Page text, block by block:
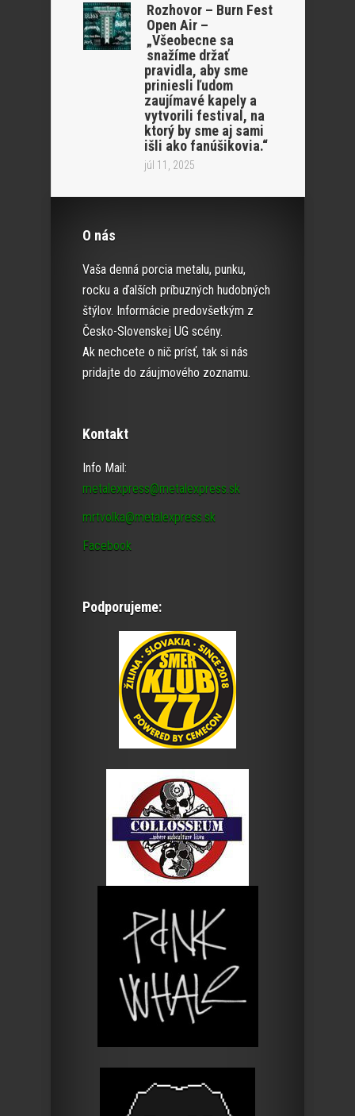
Rozhovor – Burn Fest
Open Air –
„Všeobecne sa
snažíme držať
pravidla, aby sme
priniesli ľudom
zaujímavé kapely a
vytvorili festival, na
ktorý by sme aj sami
išli ako fanúšikovia.“
júl 11, 2025
O nás
Vaša denná porcia metalu, punku,
rocku a ďalších príbuzných hudobných
štýlov. Informácie predovšetkým z
Česko-Slovenskej UG scény.
Ak nechcete o nič prísť, tak si nás
pridajte do záujmového zoznamu.
Kontakt
Info Mail:
metalexpress@metalexpress.sk
mrtvolka@metalexpress.sk
Facebook
Podporujeme: